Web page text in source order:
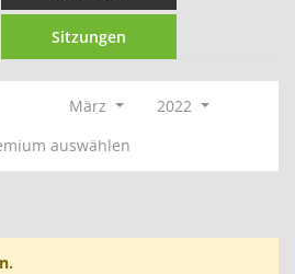
Sitzungen
März
2022
auswählen